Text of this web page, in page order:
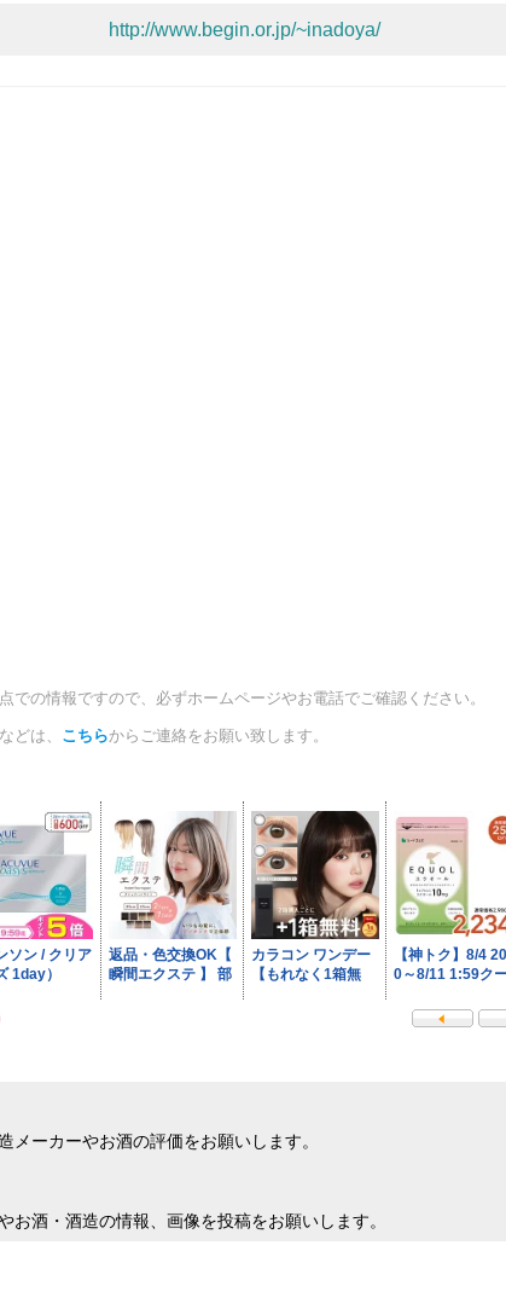
http://www.begin.or.jp/~inadoya/
での情報ですので、必ずホームページやお電話でご確認ください。
どは、 こちらからご連絡をお願い致します。
メーカーやお酒の評価をお願いします。
お酒・酒造の情報、画像を投稿をお願いします。